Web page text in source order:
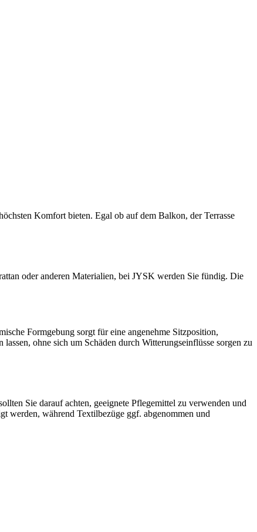
Komfort bieten. Egal ob auf dem Balkon, der Terrasse
oder anderen Materialien, bei JYSK werden Sie fündig. Die
Formgebung sorgt für eine angenehme Sitzposition,
ohne sich um Schäden durch Witterungseinflüsse sorgen zu
Sie darauf achten, geeignete Pflegemittel zu verwenden und
werden, während Textilbezüge ggf. abgenommen und